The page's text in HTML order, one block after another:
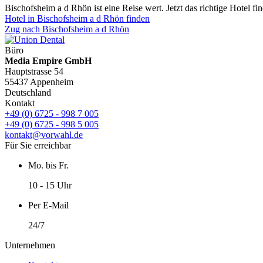
Bischofsheim a d Rhön ist eine Reise wert. Jetzt das richtige Hotel
Hotel in Bischofsheim a d Rhön finden
Zug nach Bischofsheim a d Rhön
Büro
Media Empire GmbH
Hauptstrasse 54
55437 Appenheim
Deutschland
Kontakt
+49 (0) 6725 - 998 7 005
+49 (0) 6725 - 998 5 005
kontakt@vorwahl.de
Für Sie erreichbar
Mo. bis Fr.
10 - 15 Uhr
Per E-Mail
24/7
Unternehmen